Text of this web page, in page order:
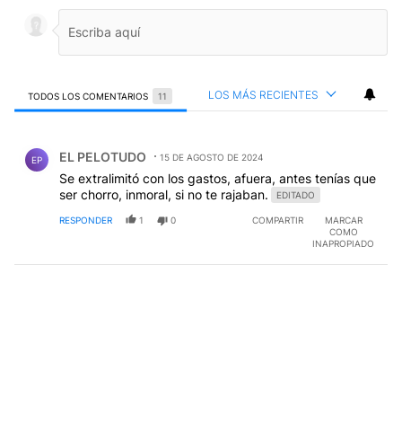
TODOS LOS COMENTARIOS 11 LOS MÁS RECIENTES
EP EL PELOTUDO 15 DE AGOSTO DE 2024
Se extralimitó con los gastos, afuera, antes tenías que
ser chorro, inmoral, si no te rajaban.
EDITADO
RESPONDER 1 0 COMPARTIR
MARCAR
COMO
INAPROPIADO